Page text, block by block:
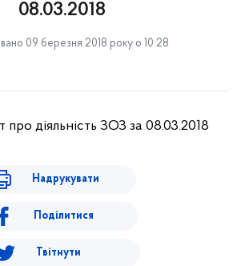
08.03.2018
09 березня 2018 року о 10:28
про діяльність ЗОЗ за 08.03.2018
Надрукувати
Поділитися
Твітнути